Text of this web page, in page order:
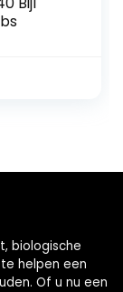
biologische
helpen een
Of u nu een